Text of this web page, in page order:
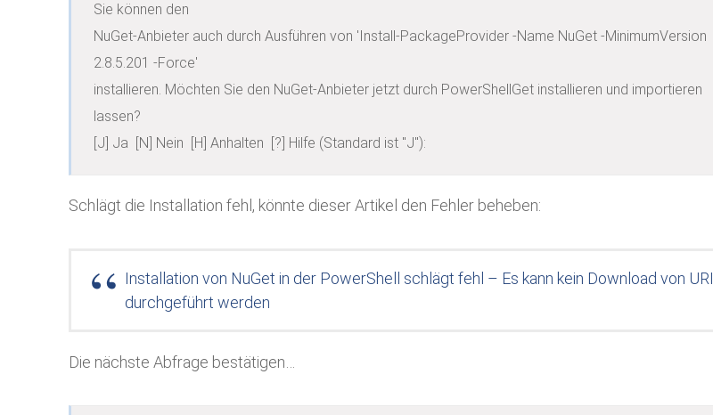
Sie können den
NuGet-Anbieter auch durch Ausführen von 'Install-PackageProvider -Name NuGet -MinimumVersion
2.8.5.201 -Force'
installieren. Möchten Sie den NuGet-Anbieter jetzt durch PowerShellGet installieren und importieren
lassen?
[J] Ja  [N] Nein  [H] Anhalten  [?] Hilfe (Standard ist "J"):
Schlägt die Installation fehl, könnte dieser Artikel den Fehler beheben:
Installation von NuGet in der PowerShell schlägt fehl – Es kann kein Download von URI
durchgeführt werden
Die nächste Abfrage bestätigen…